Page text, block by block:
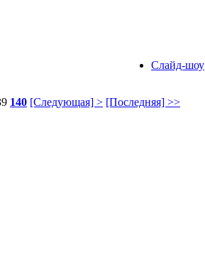
Слайд-шоу
140 [Следующая] > [Последняя] >>